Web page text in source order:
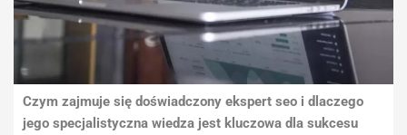
Czym zajmuje się doświadczony ekspert seo i dlaczego
jego specjalistyczna wiedza jest kluczowa dla sukcesu